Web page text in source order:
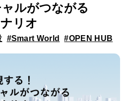
ルがつながる
リオ
#Smart World #OPEN HUB